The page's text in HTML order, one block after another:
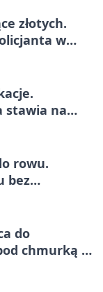
złotych.
w
stawia na
rowu.
bez
do
chmurką w